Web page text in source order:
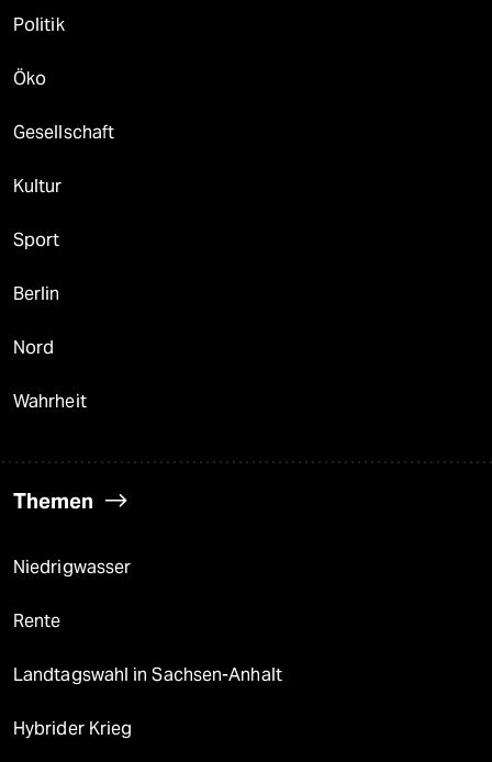
Politik
Öko
Gesellschaft
Kultur
Sport
Berlin
Nord
Wahrheit
Themen
Niedrigwasser
Rente
Landtagswahl in Sachsen-Anhalt
Hybrider Krieg